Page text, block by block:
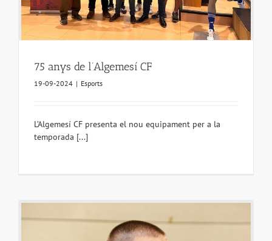
75 anys de l’Algemesí CF
19-09-2024 | Esports
L’Algemesí CF presenta el nou equipament per a la
temporada [...]